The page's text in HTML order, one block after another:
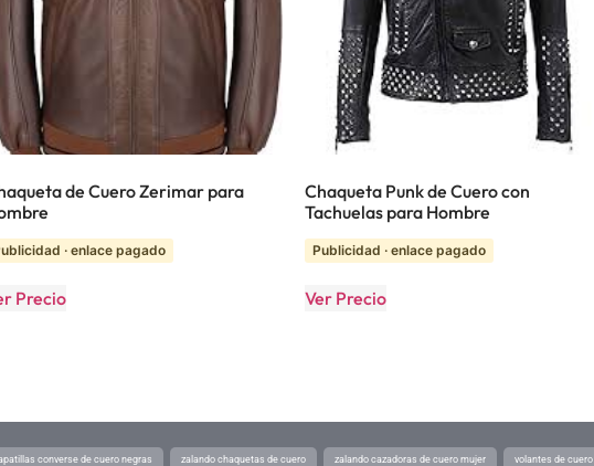
de Cuero Zerimar para
· enlace pagado
Precio
Chaqueta Punk de Cuero con
Tachuelas para Hombre
Publicidad · enlace pagado
Ver Precio
converse de cuero negras zalando chaquetas de cuero zalando cazadoras de cuero mujer volantes de cuero